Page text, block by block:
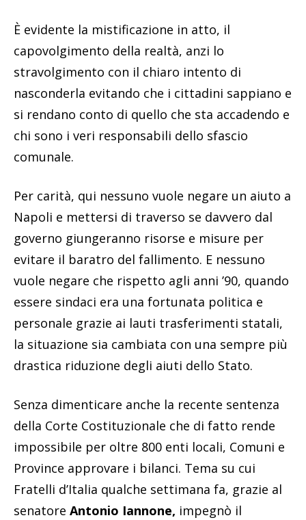
È evidente la mistificazione in atto, il
capovolgimento della realtà, anzi lo
stravolgimento con il chiaro intento di
nasconderla evitando che i cittadini sappiano e
si rendano conto di quello che sta accadendo e
chi sono i veri responsabili dello sfascio
comunale.
Per carità, qui nessuno vuole negare un aiuto a
Napoli e mettersi di traverso se davvero dal
governo giungeranno risorse e misure per
evitare il baratro del fallimento. E nessuno
vuole negare che rispetto agli anni ’90, quando
essere sindaci era una fortunata politica e
personale grazie ai lauti trasferimenti statali,
la situazione sia cambiata con una sempre più
drastica riduzione degli aiuti dello Stato.
Senza dimenticare anche la recente sentenza
della Corte Costituzionale che di fatto rende
impossibile per oltre 800 enti locali, Comuni e
Province approvare i bilanci. Tema su cui
Fratelli d’Italia qualche settimana fa, grazie al
senatore Antonio Iannone, impegnò il